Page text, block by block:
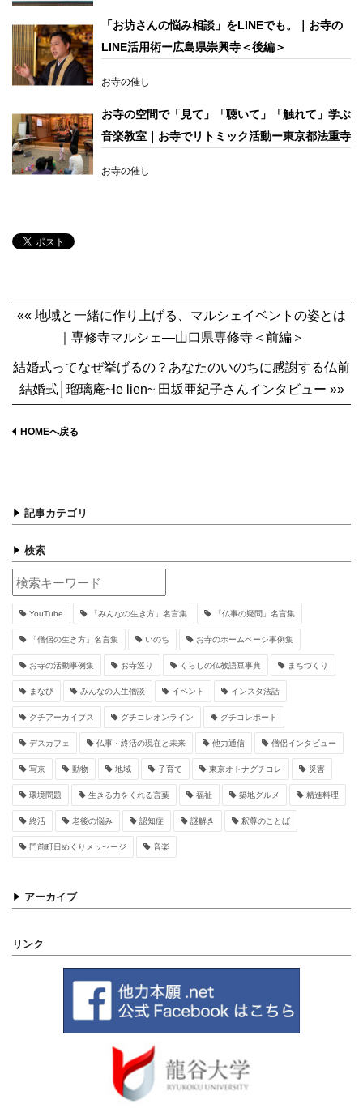
「お坊さんの悩み相談」をLINEでも。｜お寺の
LINE活用術ー広島県崇興寺＜後編＞
お寺の催し
お寺の空間で「見て」「聴いて」「触れて」学ぶ
音楽教室｜お寺でリトミック活動ー東京都法重寺
お寺の催し
«« 地域と一緒に作り上げる、マルシェイベントの姿とは
｜専修寺マルシェ―山口県専修寺＜前編＞
結婚式ってなぜ挙げるの？あなたのいのちに感謝する仏前
結婚式│瑠璃庵~le lien~ 田坂亜紀子さんインタビュー »»
HOMEへ戻る
記事カテゴリ
検索
YouTube 「みんなの生き方」名言集 「仏事の疑問」名言集
「僧侶の生き方」名言集 いのち お寺のホームページ事例集
お寺の活動事例集 お寺巡り くらしの仏教語豆事典 まちづくり
まなび みんなの人生僧談 イベント インスタ法話
グチアーカイブス グチコレオンライン グチコレポート
デスカフェ 仏事・終活の現在と未来 他力通信 僧侶インタビュー
写京 動物 地域 子育て 東京オトナグチコレ 災害
環境問題 生きる力をくれる言葉 福祉 築地グルメ 精進料理
終活 老後の悩み 認知症 謎解き 釈尊のことば
門前町日めくりメッセージ 音楽
アーカイブ
リンク